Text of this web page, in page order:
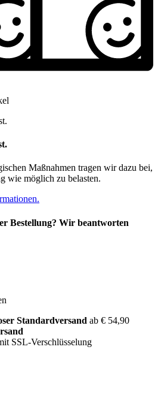
Maßnahmen tragen wir dazu bei,
wie möglich zu belasten.
Bestellung? Wir beantworten
Standardversand ab € 54,90
SSL-Verschlüsselung